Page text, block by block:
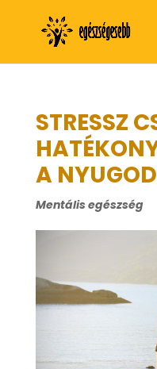
STRESSZ
A
Mentális egészség